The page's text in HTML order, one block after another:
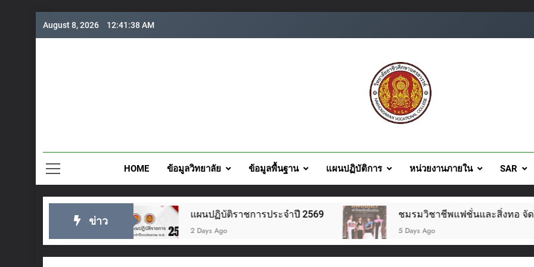
August 8, 2026 12:41:40 AM
HOME ข้อมูลวิทยาลัย ข้อมูลพื้นฐาน แผนปฏิบัติการ หน่วยงานภายใน SAR
ข่าวแผนปฏิบัติราชการประจำปี 2569
2 Days Ago
ชมรมวิชาชีพแฟชั่นและสิ่งทอ จัดโครงการแฟชั่นโชว์ผ้
5 Days Ago